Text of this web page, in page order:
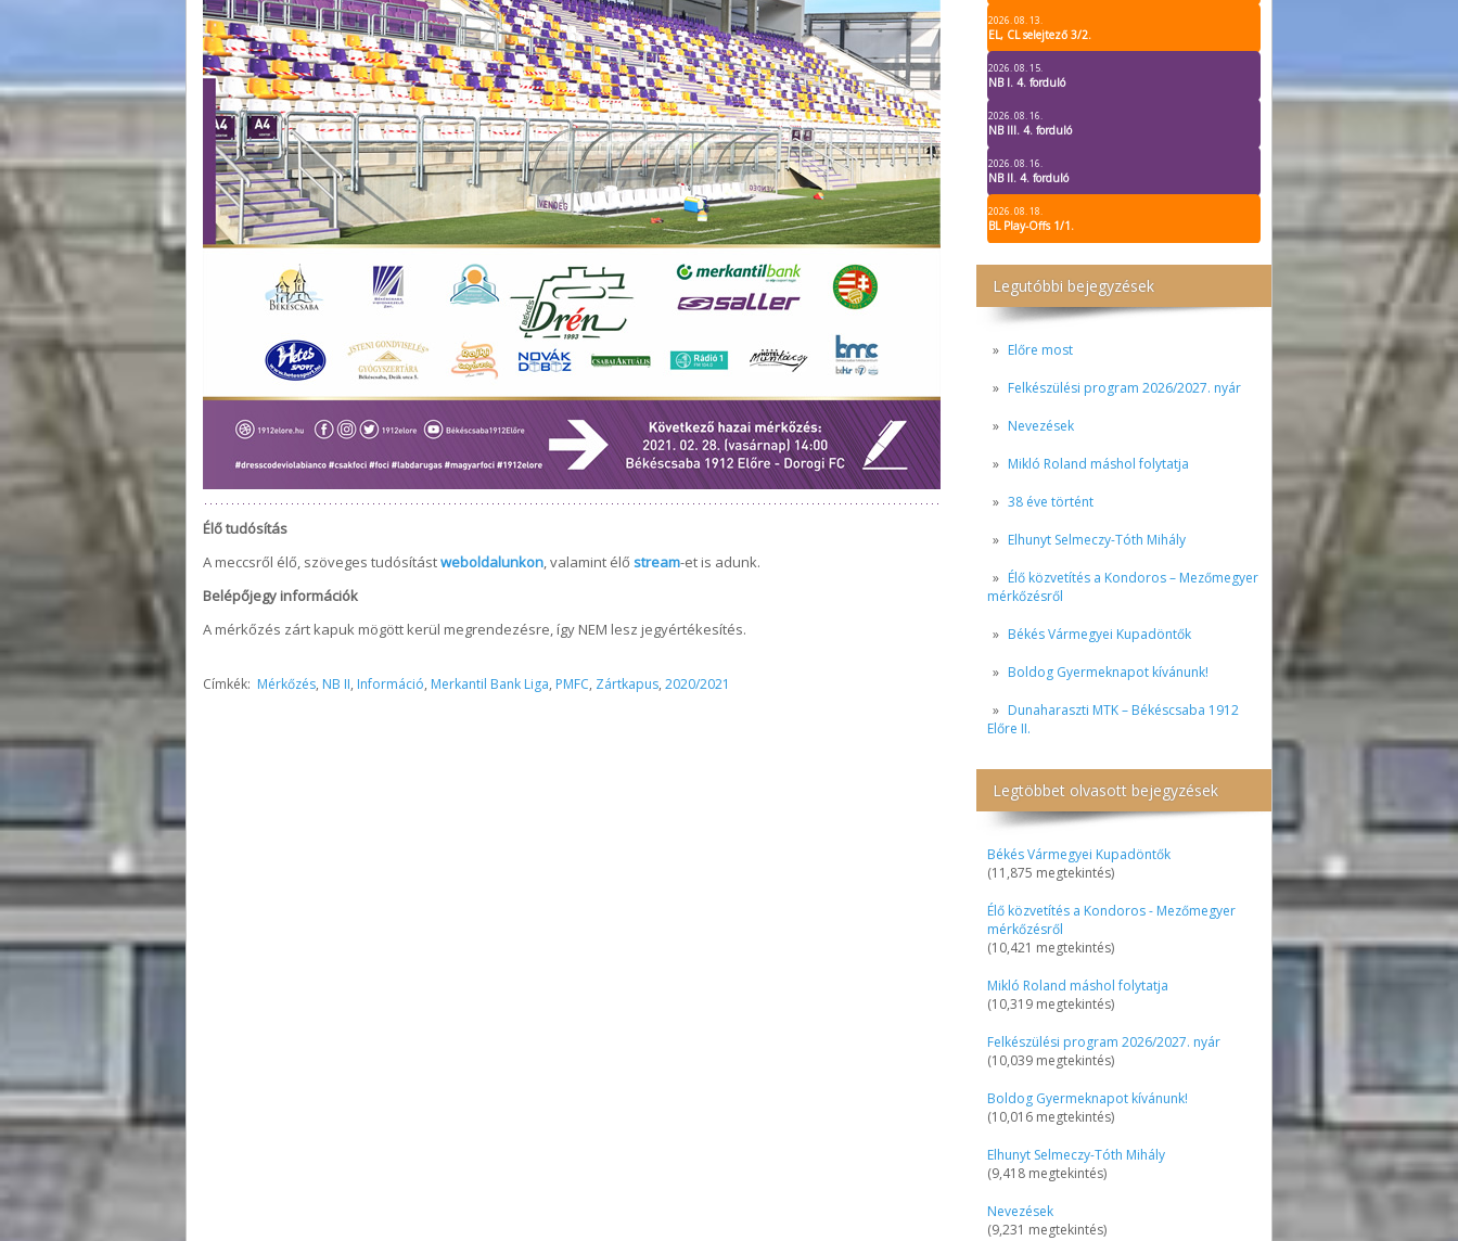
2026. 08. 13.
EL, CL selejtező 3/2.
2026. 08. 15.
NB I. 4. forduló
2026. 08. 16.
NB III. 4. forduló
2026. 08. 16.
NB II. 4. forduló
2026. 08. 18.
BL Play-Offs 1/1.
Legutóbbi bejegyzések
Előre most
Felkészülési program 2026/2027. nyár
Nevezések
Mikló Roland máshol folytatja
38 éve történt
Elhunyt Selmeczy-Tóth Mihály
Élő közvetítés a Kondoros – Mezőmegyer
mérkőzésről
Békés Vármegyei Kupadöntők
Boldog Gyermeknapot kívánunk!
Dunaharaszti MTK – Békéscsaba 1912
Előre II.
Legtöbbet olvasott bejegyzések
Békés Vármegyei Kupadöntők
(11,875 megtekintés)
Élő közvetítés a Kondoros - Mezőmegyer
mérkőzésről
(10,421 megtekintés)
Mikló Roland máshol folytatja
(10,319 megtekintés)
Felkészülési program 2026/2027. nyár
(10,039 megtekintés)
Boldog Gyermeknapot kívánunk!
(10,016 megtekintés)
Elhunyt Selmeczy-Tóth Mihály
(9,418 megtekintés)
Nevezések
(9,231 megtekintés)
Élő tudósítás
A meccsről élő, szöveges tudósítástweboldalunkon, valamint élő stream-et is adunk.
Belépőjegy információk
A mérkőzés zárt kapuk mögött kerül megrendezésre, így NEM lesz jegyértékesítés.
Címkék: Mérkőzés, NB II, Információ, Merkantil Bank Liga, PMFC, Zártkapus, 2020/2021